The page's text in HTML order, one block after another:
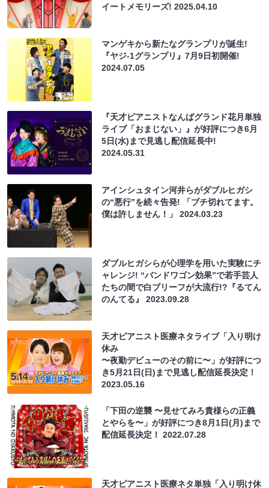
イートメモリーズ!2025.04.10
マンゲキから新たなグランプリが誕生!
『ヤジ-1グランプリ』7月9日初開催!
2024.07.05
『天才ピアニストなんばグランド花月単独
ライブ「おまじない」』が好評につき6月
5日(水)まで見逃し配信延長中!
2024.05.31
アインシュタイン河井らがダブルヒガシ
の“悪行”を続々告発! 「ブチ切れてます。
僕は許しません！」2024.03.23
ダブルヒガシらが心理学を用いた実験にチ
ャレンジ! “バンドワゴン効果”で若手芸人
たちの間で白ブリーフが大流行!?『るてん
のんてる』2023.09.28
天才ピアニスト医療ネタライブ「入り明け
休み
〜夜勤デビューのその前に〜」が好評につ
き5月21日(日)まで見逃し配信延長決定！
2023.05.16
「下田の逆襲 〜見せてみろ貴様らの正義
とやらを〜」が好評につき8月1日(月)まで
配信延長決定！2022.07.28
天才ピアニスト医療ネタ単独「入り明け休